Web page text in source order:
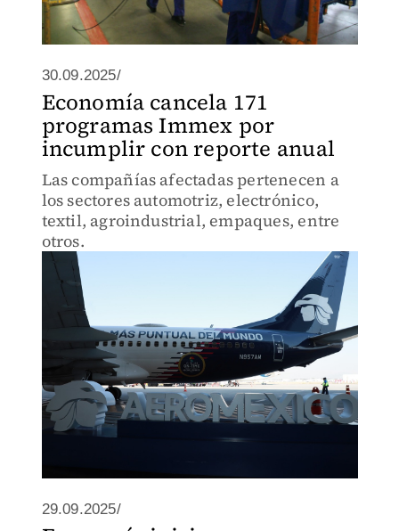
30.09.2025/
Economía cancela 171
programas Immex por
incumplir con reporte anual
Las compañías afectadas pertenecen a
los sectores automotriz, electrónico,
textil, agroindustrial, empaques, entre
otros.
29.09.2025/